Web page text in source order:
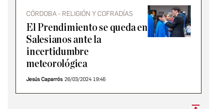
CÓRDOBA - RELIGIÓN Y COFRADÍAS
El Prendimiento se queda en
Salesianos ante la
incertidumbre
meteorológica
Jesús Caparrós 26/03/2024 19:46